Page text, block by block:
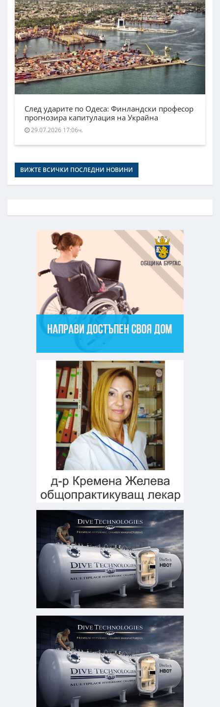
След ударите по Одеса: Финландски професор
прогнозира капитулация на Украйна
29.07.2026 17:06ч.
ВИЖТЕ ВСИЧКИ ПОСЛЕДНИ НОВИНИ